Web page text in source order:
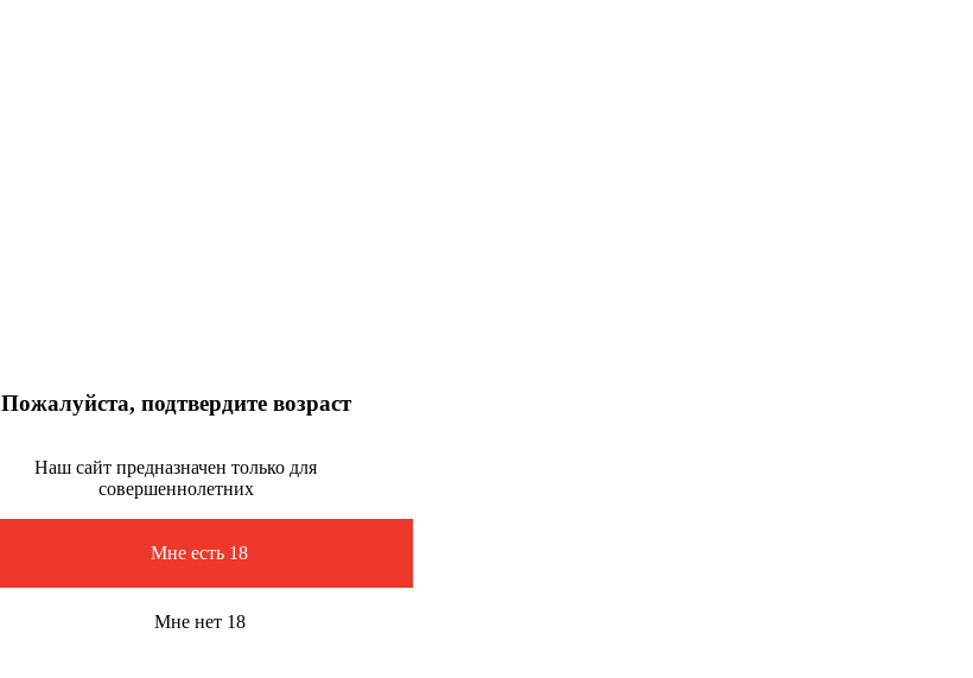
Пожалуйста, подтвердите возраст
Наш сайт предназначен только для
совершеннолетних
Мне есть 18
Мне нет 18